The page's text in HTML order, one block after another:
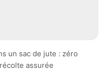
un sac de jute : zéro
assurée